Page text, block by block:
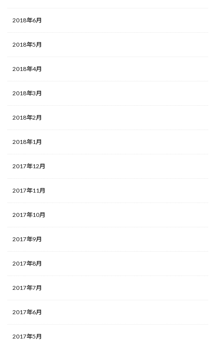
2018年6月
2018年5月
2018年4月
2018年3月
2018年2月
2018年1月
2017年12月
2017年11月
2017年10月
2017年9月
2017年8月
2017年7月
2017年6月
2017年5月